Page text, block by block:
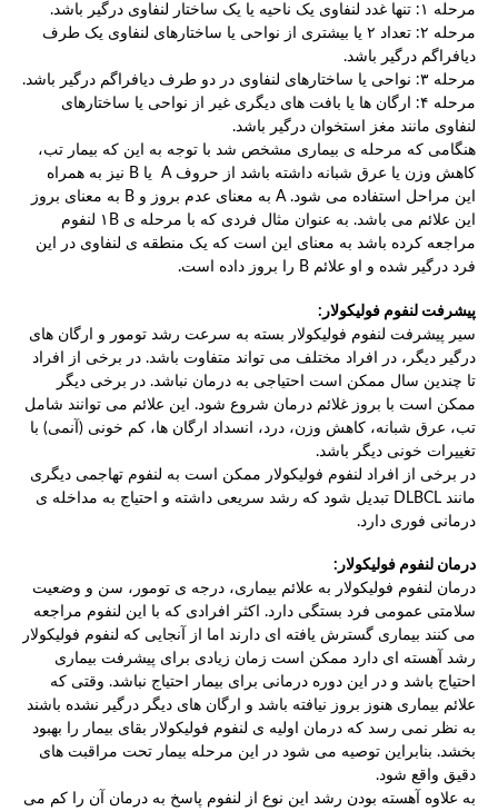
مرحله ۱: تنها غدد لنفاوی یک ناحیه یا یک ساختار لنفاوی درگیر باشد.
مرحله ۲: تعداد ۲ یا بیشتری از نواحی یا ساختارهای لنفاوی یک طرف
دیافراگم درگیر باشد.
مرحله ۳: نواحی یا ساختارهای لنفاوی در دو طرف دیافراگم درگیر باشد.
مرحله ۴: ارگان ها یا بافت های دیگری غیر از نواحی یا ساختارهای
لنفاوی مانند مغز استخوان درگیر باشد.
هنگامی که مرحله ی بیماری مشخص شد با توجه به این که بیمار تب،
کاهش وزن یا عرق شبانه داشته باشد از حروف A یا B نیز به همراه
این مراحل استفاده می شود. A به معنای عدم بروز و B به معنای بروز
این علائم می باشد. به عنوان مثال فردی که با مرحله ی ۱B لنفوم
مراجعه کرده باشد به معنای این است که یک منطقه ی لنفاوی در این
فرد درگیر شده و او علائم B را بروز داده است.
پیشرفت لنفوم فولیکولار:
سیر پیشرفت لنفوم فولیکولار بسته به سرعت رشد تومور و ارگان های
درگیر دیگر، در افراد مختلف می تواند متفاوت باشد. در برخی از افراد
تا چندین سال ممکن است احتیاجی به درمان نباشد. در برخی دیگر
ممکن است با بروز غلائم درمان شروع شود. این علائم می توانند شامل
تب، عرق شبانه، کاهش وزن، درد، انسداد ارگان ها، کم خونی (آنمی) با
تغییرات خونی دیگر باشد.
در برخی از افراد لنفوم فولیکولار ممکن است به لنفوم تهاجمی دیگری
مانند DLBCL تبدیل شود که رشد سریعی داشته و احتیاج به مداخله ی
درمانی فوری دارد.
درمان لنفوم فولیکولار:
درمان لنفوم فولیکولار به علائم بیماری، درجه ی تومور، سن و وضعیت
سلامتی عمومی فرد بستگی دارد. اکثر افرادی که با این لنفوم مراجعه
می کنند بیماری گسترش یافته ای دارند اما از آنجایی که لنفوم فولیکولار
رشد آهسته ای دارد ممکن است زمان زیادی برای پیشرفت بیماری
احتیاج باشد و در این دوره درمانی برای بیمار احتیاج نباشد. وقتی که
علائم بیماری هنوز بروز نیافته باشد و ارگان های دیگر درگیر نشده باشند
به نظر نمی رسد که درمان اولیه ی لنفوم فولیکولار بقای بیمار را بهبود
بخشد. بنابراین توصیه می شود در این مرحله بیمار تحت مراقبت های
دقیق واقع شود.
به علاوه آهسته بودن رشد این نوع از لنفوم پاسخ به درمان آن را کم می